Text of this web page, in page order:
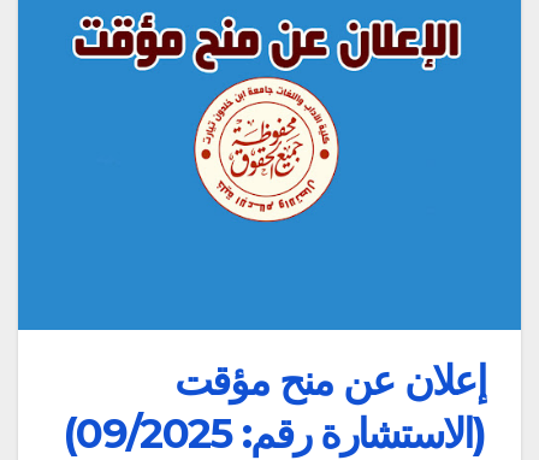
إعلان عن منح مؤقت
(الاستشارة رقم: 09/2025)